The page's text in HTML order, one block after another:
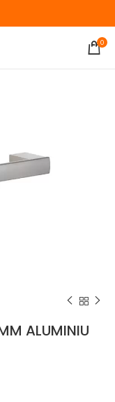
0
ALUMINIU